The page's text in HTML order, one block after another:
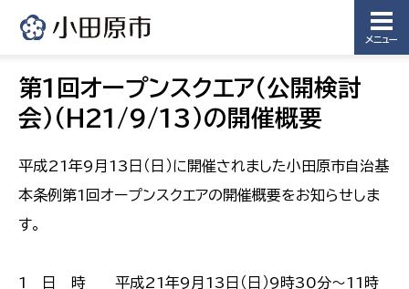
メニュー
第1回オープンスクエア（公開検討
会）（H21/9/13）の開催概要
平成21年9月13日（日）に開催されました小田原市自治基
本条例第1回オープンスクエアの開催概要をお知らせしま
す。
1 日 時 平成21年9月13日（日）9時30分〜11時